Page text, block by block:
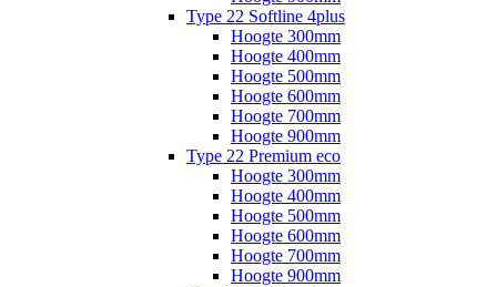
Type 22 Softline 4plus
Hoogte 300mm
Hoogte 400mm
Hoogte 500mm
Hoogte 600mm
Hoogte 700mm
Hoogte 900mm
Type 22 Premium eco
Hoogte 300mm
Hoogte 400mm
Hoogte 500mm
Hoogte 600mm
Hoogte 700mm
Hoogte 900mm